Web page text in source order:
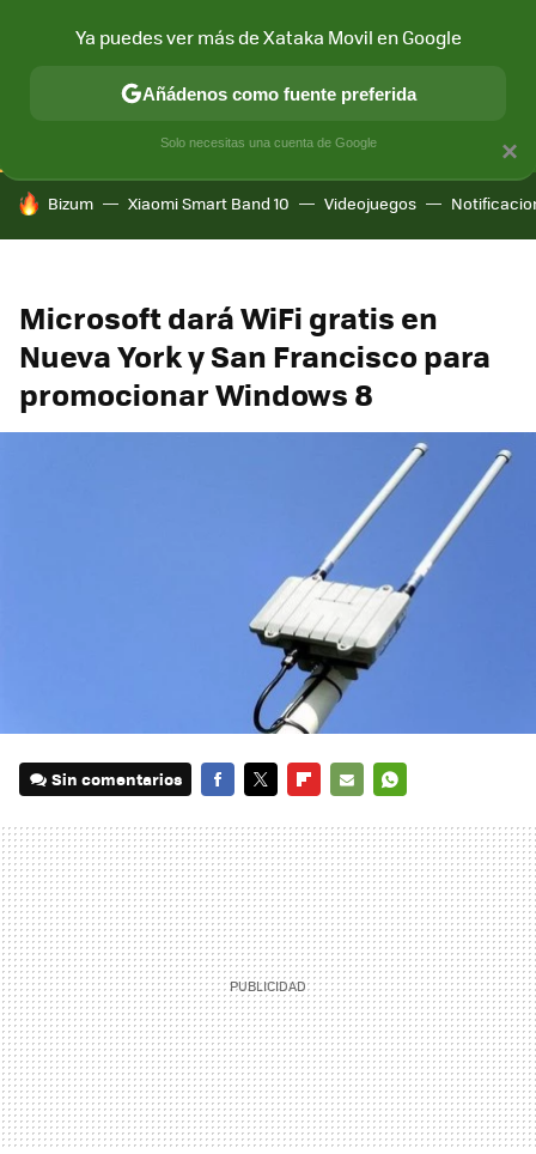
CONECTIVIDAD MÓVIL Y SOCIEDAD APLICACIONES
HOY SE HABLA DE
Bizum Xiaomi Smart Band 10 Videojuegos
Microsoft dará WiFi gratis en
Nueva York y San Francisco para
promocionar Windows 8
Sin comentarios
MAIL
×
Ya puedes ver más de Xataka Movil en Google
Añádenos como fuente preferida
Solo necesitas una cuenta de Google